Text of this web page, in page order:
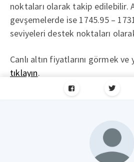
noktaları olarak takip edilebilir.
gevşemelerde ise 1745.95 –
seviyeleri destek noktaları
Canlı altın fiyatlarını görmek
tıklayın.